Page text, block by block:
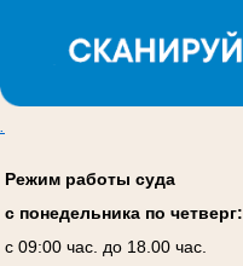
Режим работы суда
с понедельника по четверг:
с 09:00 час. до 18.00 час.